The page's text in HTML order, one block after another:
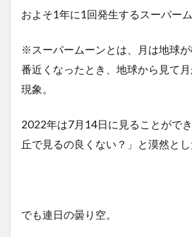
夜の
鳥取
砂丘
へ
駐車
は誰
もお
らず
静寂
およそ1年に1回発生するスーパーム
※スーパームーンとは、月は地球
番近くなったとき、地球から見て
現象。
2022年は7月14日に見ることがで
丘で見るの良くない？」と漠然とし
でも連日の曇り空。